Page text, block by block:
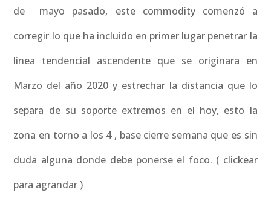
de mayo pasado, este commodity comenzó a
corregir lo que ha incluido en primer lugar penetrar la
linea tendencial ascendente que se originara en
Marzo del año 2020 y estrechar la distancia que lo
separa de su soporte extremos en el hoy, esto la
zona en torno a los 4 , base cierre semana que es sin
duda alguna donde debe ponerse el foco. ( clickear
para agrandar )